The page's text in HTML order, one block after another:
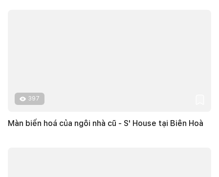
397
Màn biến hoá của ngôi nhà cũ - S' House tại Biên Hoà